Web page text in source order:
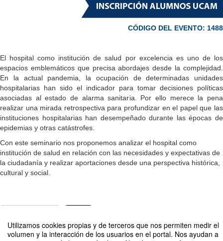
Utilizamos cookies propias y de terceros que nos permiten medir el
volumen y la interacción de los usuarios en el portal. Nos ayudan a
CÓDIGO DEL EVENTO: 1488
El hospital como institución de salud por excelencia es uno de los
espacios emblemáticos que precisa abordajes desde la complejidad.
En la actual pandemia, la ocupación de determinadas unidades
hospitalarias han sido el indicador para tomar decisiones políticas
asociadas al estado de alarma sanitaria. Por ello merece la pena
realizar una mirada retrospectiva para profundizar en el papel que las
instituciones hospitalarias han desempeñado durante las épocas de
epidemias y otras catástrofes.
Con este seminario nos proponemos analizar el hospital como
institución de salud en relación con las necesidades y expectativas de
la ciudadanía y realizar aportaciones desde una perspectiva histórica,
cultural y social.